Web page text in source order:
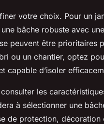
votre choix. Pour un
bâche robuste avec
peuvent être prioritaires
ou un chantier, optez
capable d’isoler
les
à sélectionner une
de protection,